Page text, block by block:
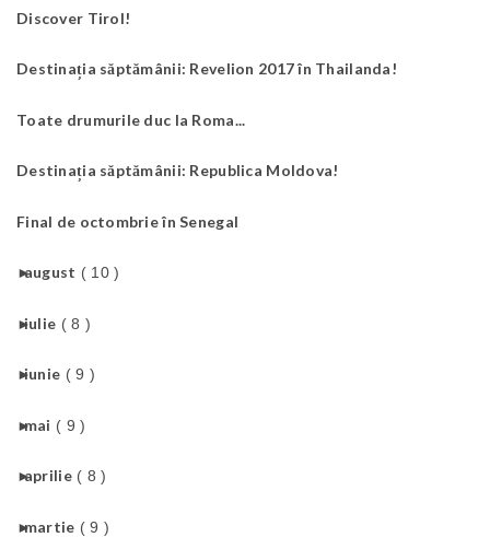
Discover Tirol!
Destinația săptămânii: Revelion 2017 în Thailanda!
Toate drumurile duc la Roma...
Destinația săptămânii: Republica Moldova!
Final de octombrie în Senegal
►
august ( 10 )
►
iulie ( 8 )
►
iunie ( 9 )
►
mai ( 9 )
►
aprilie ( 8 )
►
martie ( 9 )